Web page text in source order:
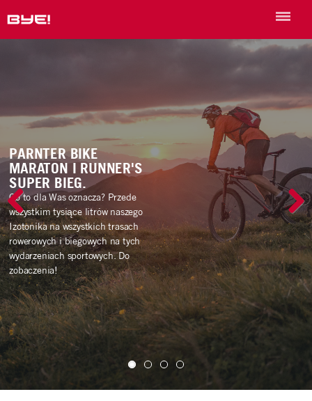
PARNTER BIKE
MARATON I RUNNER'S
SUPER BIEG.
Co to dla Was oznacza? Przede
wszystkim tysiące litrów naszego
Izotonika na wszystkich trasach
rowerowych i biegowych na tych
wydarzeniach sportowych. Do
zobaczenia!